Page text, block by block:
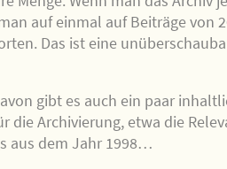
auf einmal auf Beiträge von
Das ist eine
gibt es auch ein paar
die Archivierung, etwa die
aus dem Jahr 1998…